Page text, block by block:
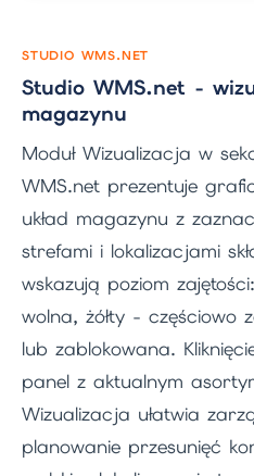
STUDIO WMS.NET
Studio WMS.net -
magazynu
Moduł Wizualizacja w
WMS.net prezentuje
układ magazynu z
strefami i lokalizacjami
wskazują poziom
wolna, żółty - częściowo
lub zablokowana.
panel z aktualnym
Wizualizacja ułatwia
planowanie przesunięć